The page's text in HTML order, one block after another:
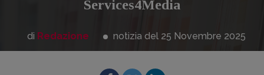
Services4Media
di Redazione notizia del 25 Novembre 2025